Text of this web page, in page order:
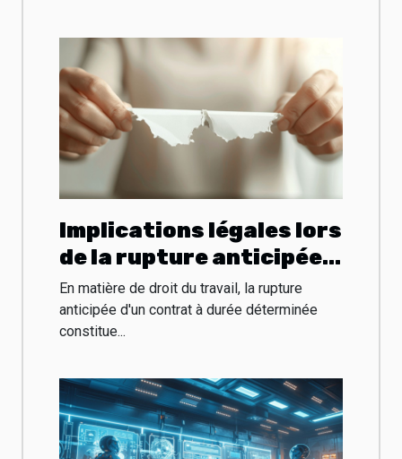
Implications légales lors
de la rupture anticipée
de contrats à durée
déterminée
En matière de droit du travail, la rupture
anticipée d'un contrat à durée déterminée
constitue...